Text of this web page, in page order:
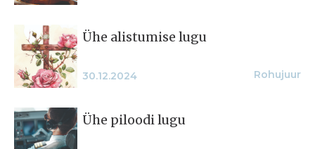
Ühe alistumise lugu
30.12.2024 Rohujuur
Ühe piloodi lugu